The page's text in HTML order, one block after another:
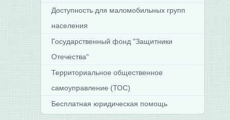
Доступность для маломобильных групп
населения
Государственный фонд "Защитники
Отечества"
Территориальное общественное
самоуправление (ТОС)
Бесплатная юридическая помощь